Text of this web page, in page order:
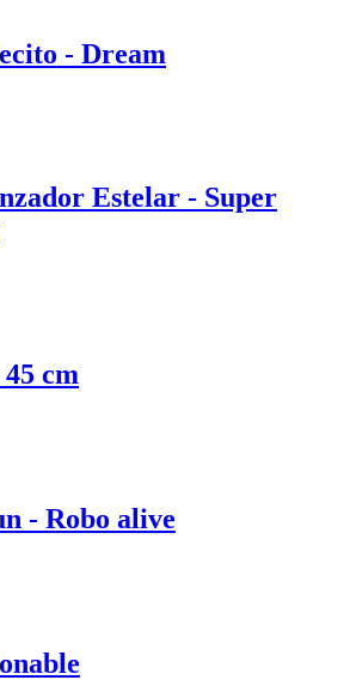
- Dream
Estelar - Super
cm
- Robo alive